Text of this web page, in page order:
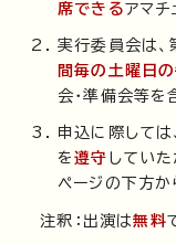
席できるアマチ
実行委員会は、
間毎の土曜日
会・準備会等を
申込に際しては、
を遵守 していた
ページの下方か
注釈：出演は無料